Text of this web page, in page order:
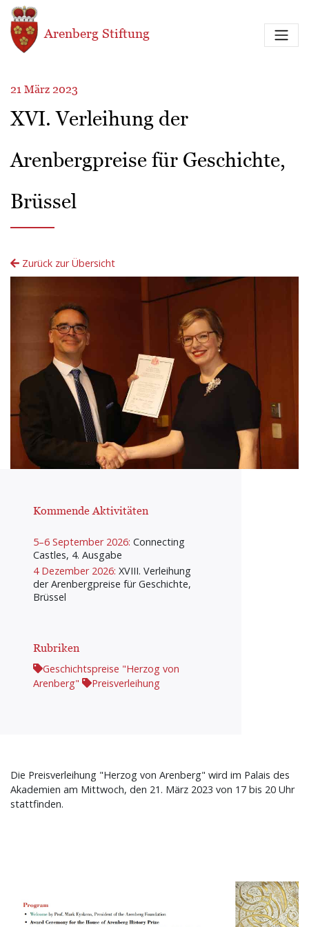
Direkt zum Inhalt
Arenberg Stiftung
21 März 2023
XVI. Verleihung der
Arenbergpreise für Geschichte,
Brüssel
Zurück zur Übersicht
Kommende Aktivitäten
5–6 September 2026: Connecting
Castles, 4. Ausgabe
4 Dezember 2026: XVIII. Verleihung
der Arenbergpreise für Geschichte,
Brüssel
Rubriken
Geschichtspreise "Herzog von
Arenberg"
Preisverleihung
Die Preisverleihung "Herzog von Arenberg" wird im Palais des
Akademien am Mittwoch, den 21. März 2023 von 17 bis 20 Uhr
stattfinden.